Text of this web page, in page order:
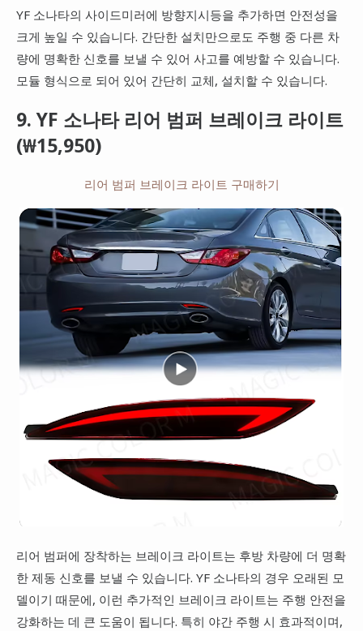
YF 소나타의 사이드미러에 방향지시등을 추가하면 안전성을
크게 높일 수 있습니다. 간단한 설치만으로도 주행 중 다른 차
량에 명확한 신호를 보낼 수 있어 사고를 예방할 수 있습니다.
모듈 형식으로 되어 있어 간단히 교체, 설치할 수 있습니다.
9. YF 소나타 리어 범퍼 브레이크 라이트
(₩15,950)
리어 범퍼 브레이크 라이트 구매하기
리어 범퍼에 장착하는 브레이크 라이트는 후방 차량에 더 명확
한 제동 신호를 보낼 수 있습니다. YF 소나타의 경우 오래된 모
델이기 때문에, 이런 추가적인 브레이크 라이트는 주행 안전을
강화하는 데 큰 도움이 됩니다. 특히 야간 주행 시 효과적이며,